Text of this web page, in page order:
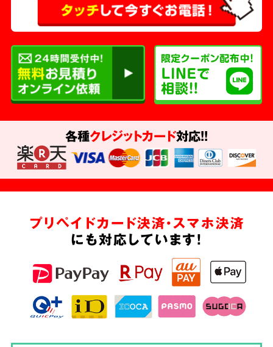
各種クレジットカード対応!!
プリペイドカード決済・スマホ決済
にも対応しています!